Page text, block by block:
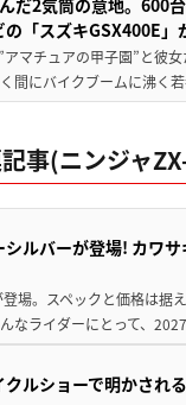
の「スズキGSX400E」
マチュアの甲子園”と彼
間にバイクブームに沸
事(ニンジャ
ルバーが登場! カワ
場。スペックと価格は据
なライダーにとって、
ルショーで明かされ